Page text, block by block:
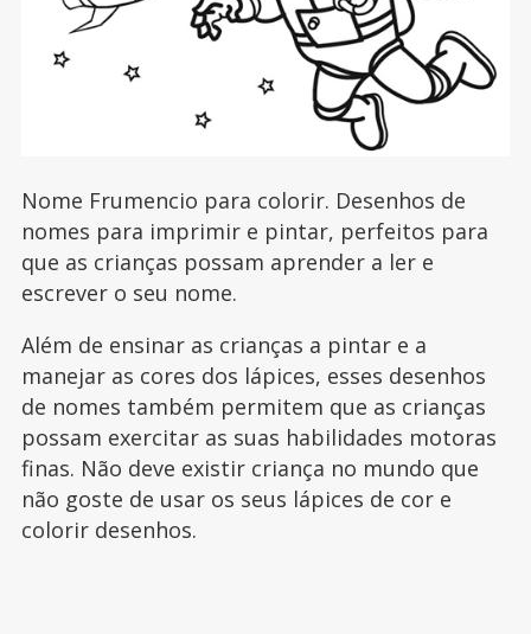
Nome Frumencio para colorir. Desenhos de
nomes para imprimir e pintar, perfeitos para
que as crianças possam aprender a ler e
escrever o seu nome.
Além de ensinar as crianças a pintar e a
manejar as cores dos lápices, esses desenhos
de nomes também permitem que as crianças
possam exercitar as suas habilidades motoras
finas. Não deve existir criança no mundo que
não goste de usar os seus lápices de cor e
colorir desenhos.